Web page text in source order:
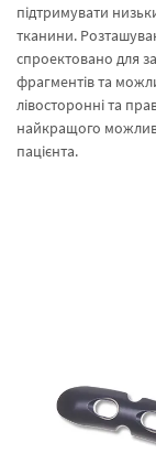
підтримувати
тканини.
спроектовано для
фрагментів та
лівосторонні та
найкращого
пацієнта.